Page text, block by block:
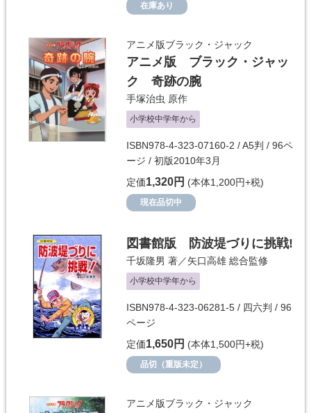
在庫あり
アニメ版ブラック・ジャック
アニメ版 ブラック・ジャッ
ク 奇跡の腕
手塚治虫 原作
小学校中学年から
ISBN978-4-323-07160-2 / A5判 / 96ペ
ージ / 初版2010年3月
定価1,320円 (本体1,200円+税)
現在品切中
図書館版 防波堤づりに挑戦!
千坂隆男 著／矢口高雄 総合監修
小学校中学年から
ISBN978-4-323-06281-5 / 四六判 / 96
ページ
定価1,650円 (本体1,500円+税)
品切（重版未定）
アニメ版ブラック・ジャック